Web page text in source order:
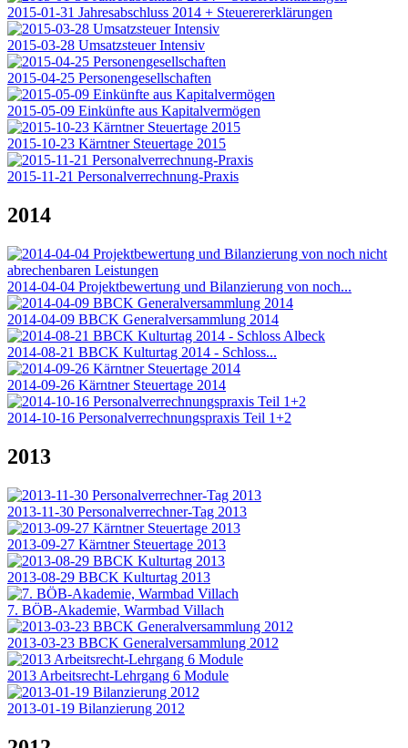
2015-01-31 Jahresabschluss 2014 + Steuerererklärungen
2015-03-28 Umsatzsteuer Intensiv
2015-04-25 Personengesellschaften
2015-05-09 Einkünfte aus Kapitalvermögen
2015-10-23 Kärntner Steuertage 2015
2015-11-21 Personalverrechnung-Praxis
2014
2014-04-04 Projektbewertung und Bilanzierung von noch...
2014-04-09 BBCK Generalversammlung 2014
2014-08-21 BBCK Kulturtag 2014 - Schloss...
2014-09-26 Kärntner Steuertage 2014
2014-10-16 Personalverrechnungspraxis Teil 1+2
2013
2013-11-30 Personalverrechner-Tag 2013
2013-09-27 Kärntner Steuertage 2013
2013-08-29 BBCK Kulturtag 2013
7. BÖB-Akademie, Warmbad Villach
2013-03-23 BBCK Generalversammlung 2012
2013 Arbeitsrecht-Lehrgang 6 Module
2013-01-19 Bilanzierung 2012